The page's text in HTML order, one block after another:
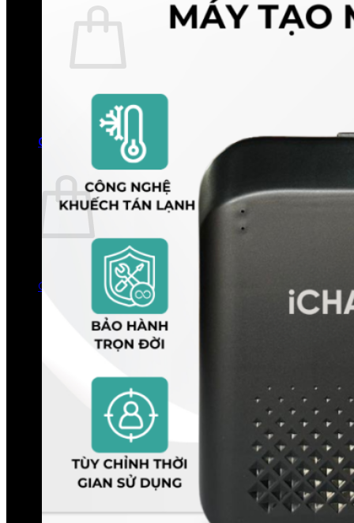
Quay trở lại cửa hàng
0
Giỏ hàng
Chưa có sản phẩm trong giỏ hàng.
Quay trở lại cửa hàng